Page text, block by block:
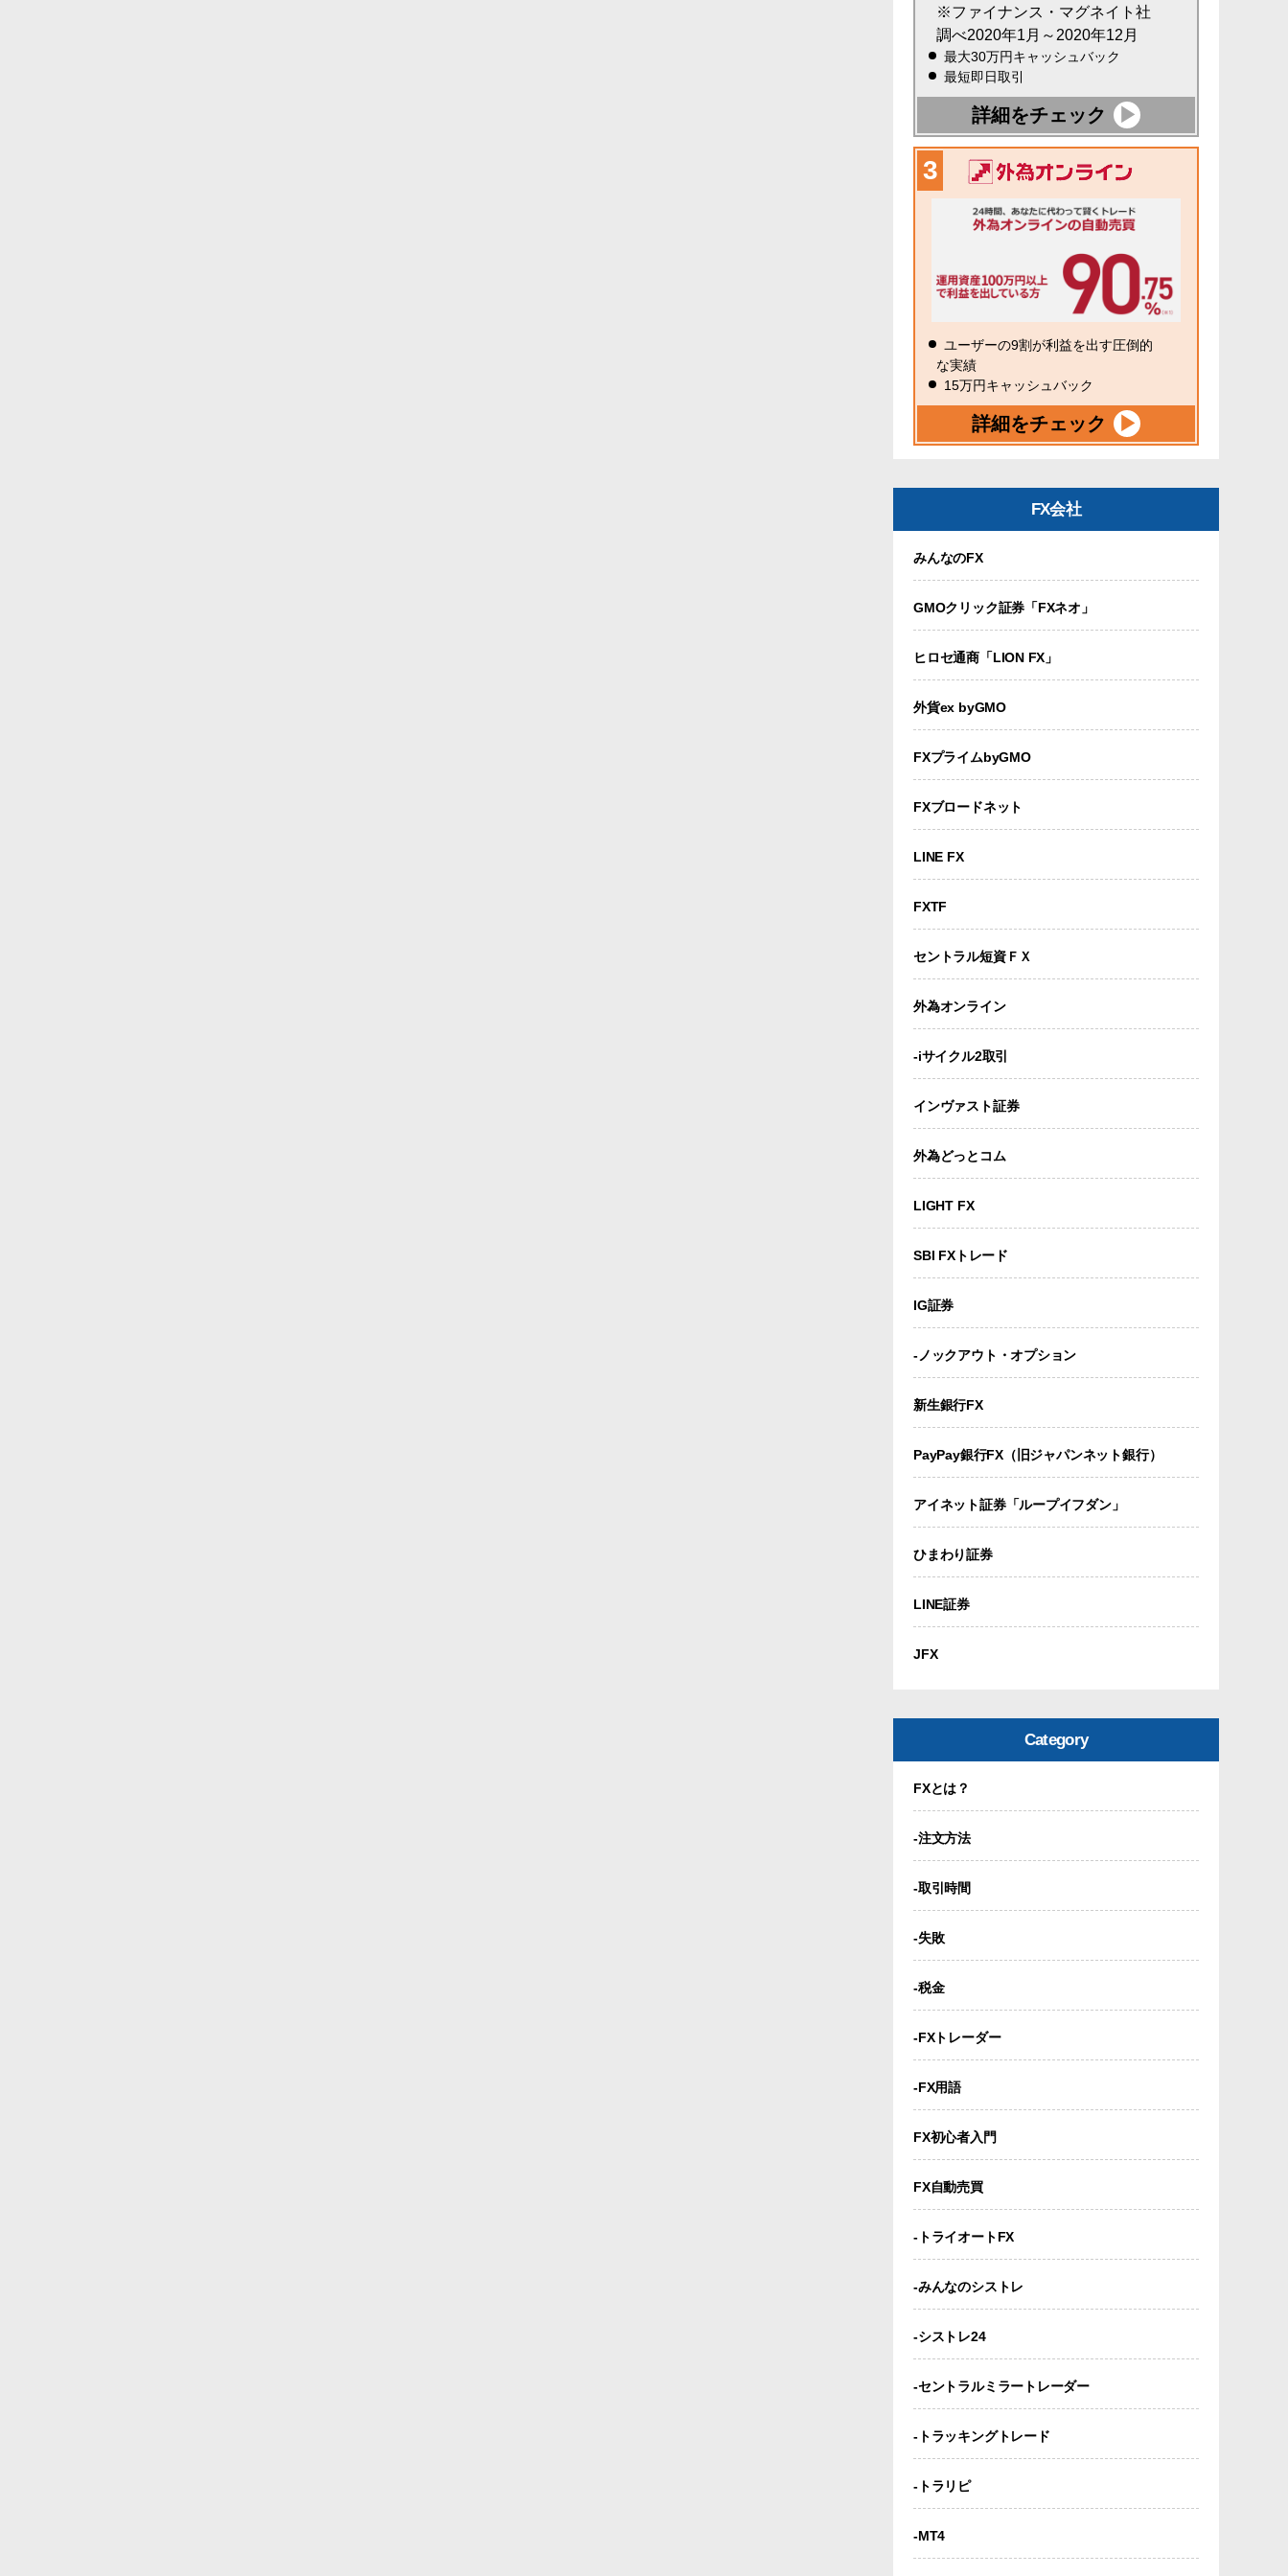
※ファイナンス・マグネイト社
調べ2020年1月～2020年12月
最大30万円キャッシュバック
最短即日取引
詳細をチェック
ユーザーの9割が利益を出す圧倒的
な実績
15万円キャッシュバック
詳細をチェック
FX会社
みんなのFX
GMOクリック証券「FXネオ」
ヒロセ通商「LION FX」
外貨ex byGMO
FXプライムbyGMO
FXブロードネット
LINE FX
FXTF
セントラル短資ＦＸ
外為オンライン
-iサイクル2取引
インヴァスト証券
外為どっとコム
LIGHT FX
SBI FXトレード
IG証券
-ノックアウト・オプション
新生銀行FX
PayPay銀行FX（旧ジャパンネット銀行）
アイネット証券「ループイフダン」
ひまわり証券
LINE証券
JFX
Category
FXとは？
-注文方法
-取引時間
-失敗
-税金
-FXトレーダー
-FX用語
FX初心者入門
FX自動売買
-トライオートFX
-みんなのシストレ
-シストレ24
-セントラルミラートレーダー
-トラッキングトレード
-トラリピ
-MT4